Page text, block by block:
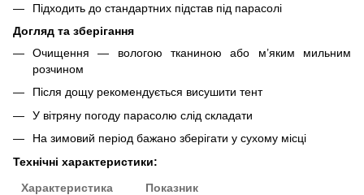
Підходить до стандартних підстав під парасолі
Догляд та зберігання
Очищення — вологою тканиною або м’яким мильним
розчином
Після дощу рекомендується висушити тент
У вітряну погоду парасолю слід складати
На зимовий період бажано зберігати у сухому місці
Технічні характеристики:
Характеристика
Показник